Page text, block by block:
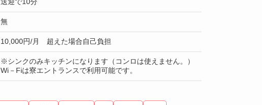
無
10,000円/月 超えた場合自己負担
※シンクのみキッチンになります（コンロは使えません。）
Wi－Fiは寮エントランスで利用可能です。